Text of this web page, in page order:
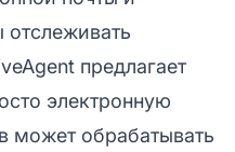
отслеживать
предлагает
электронную
может обрабатывать